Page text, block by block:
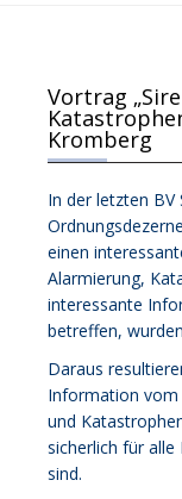
Vortrag
Kromberg
In der letzten BV
einen
Alarmierung,
interessante
betreffen,
Daraus
Information vom
und
sicherlich für
sind.